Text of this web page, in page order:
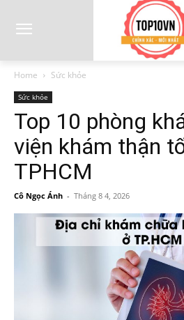
Home Sức khỏe
Sức khỏe
Top 10 phòng
viện khám thận
TPHCM
Cô Ngọc Ánh - Tháng 8 4, 2026